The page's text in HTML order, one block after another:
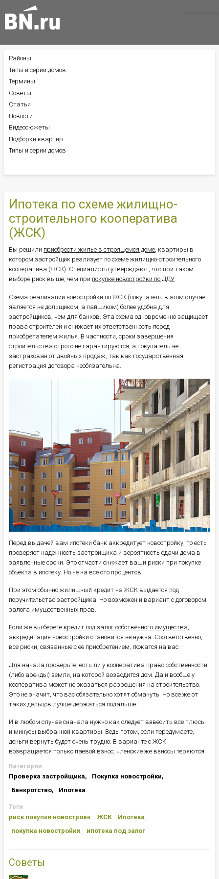
Ипотека по схеме жилищно-
строительного кооператива
(ЖСК)
Вы решили приобрести жилье в строящемся доме, квартиры в
котором застройщик реализует по схеме жилищно-строительного
кооператива (ЖСК). Специалисты утверждают, что при таком
выборе риск выше, чем при покупке новостройки по ДДУ.
Схема реализации новостройки по ЖСК (покупатель в этом случае
является не дольщиком, а пайщиком) более удобна для
застройщиков, чем для банков. Эта схема одновременно защищает
права строителей и снижает их ответственность перед
приобретателем жилья. В частности, сроки завершения
строительства строго не гарантируются, а покупатель не
застрахован от двойных продаж, так как государственная
регистрация договора необязательна.
Перед выдачей вам ипотеки банк аккредитует новостройку, то есть
проверяет надежность застройщика и вероятность сдачи дома в
заявленные сроки. Это отчасти снижает ваши риски при покупке
объекта в ипотеку. Но не на все сто процентов.
При этом обычно жилищный кредит на ЖСК выдается под
поручительство застройщика. Но возможен и вариант с договором
залога имущественных прав.
Если же вы берете кредит под залог собственного имущества,
аккредитация новостройки становится не нужна. Соответственно,
все риски, связанные с ее приобретением, ложатся на вас.
Для начала проверьте, есть ли у кооператива право собственности
(либо аренды) земли, на которой возводится дом. Да и вообще у
кооператива может не оказаться разрешения на строительство.
Это не значит, что вас обязательно хотят обмануть. Но все же от
таких дельцов лучше держаться подальше.
И в любом случае сначала нужно как следует взвесить все плюсы
и минусы выбранной квартиры. Ведь потом, если передумаете,
деньги вернуть будет очень трудно. В варианте с ЖСК
возвращается только паевой взнос, членские же взносы теряются.
Категории
Проверка застройщика
Покупка новостройки
Банкротство
Ипотека
Теги
риск покупки новостроек
ЖСК
Ипотека
покупка новостройки
ипотека под залог
Советы
БОКОВОЕ
МЕНЮ
Районы
Типы и серии домов
Термины
Советы
Статьи
Новости
Видеосюжеты
Подборки квартир
Типы и серии домов